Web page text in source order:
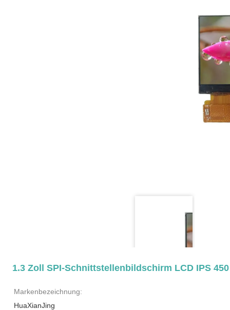
1.3 Zoll SPI-Schnittstellenbildschirm LCD IPS
Markenbezeichnung:
HuaXianJing